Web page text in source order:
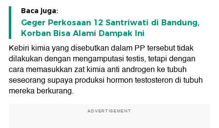
Baca juga:
Geger Perkosaan 12 Santriwati di Bandung,
Korban Bisa Alami Dampak Ini
Kebiri kimia yang disebutkan dalam PP tersebut tidak
dilakukan dengan mengamputasi testis, tetapi dengan
cara memasukkan zat kimia anti androgen ke tubuh
seseorang supaya produksi hormon testosteron di tubuh
mereka berkurang.
ADVERTISEMENT